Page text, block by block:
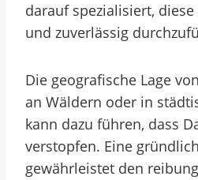
darauf spezialisiert,
und zuverlässig
Die geografische Lage
an Wäldern oder in
kann dazu führen, dass
verstopfen. Eine
gewährleistet den